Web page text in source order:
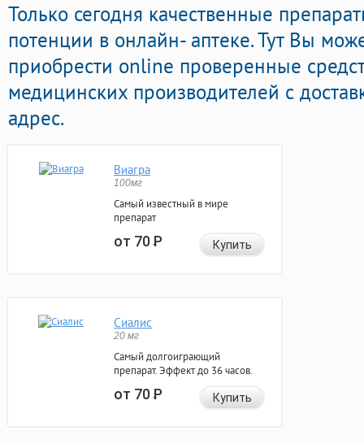
Только сегодня качественные
потенции в онлайн- аптеке. Тут Вы
приобрести online проверенные
медицинских производителей с
адрес.
Виагра
100мг
Самый известный в мире
препарат
от 70Р Купить
Сиалис
20 мг
Самый долгоиграющий
препарат. Эффект до 36 часов.
от 70Р Купить